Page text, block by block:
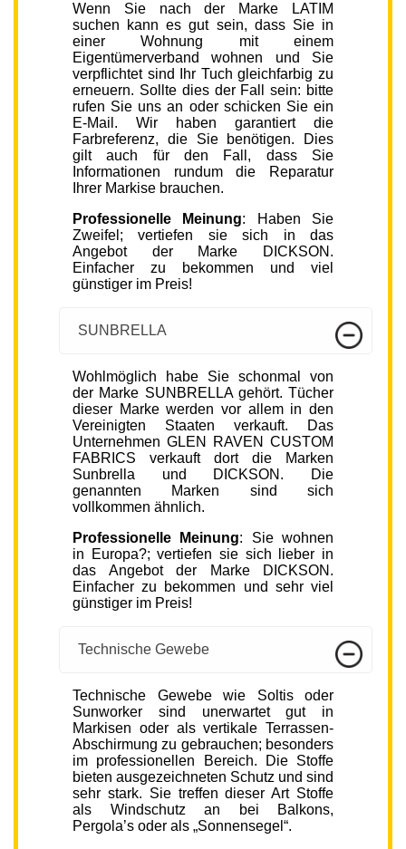
Wenn Sie nach der Marke LATIM
suchen kann es gut sein, dass Sie in
einer Wohnung mit einem
Eigentümerverband wohnen und Sie
verpflichtet sind Ihr Tuch gleichfarbig zu
erneuern. Sollte dies der Fall sein: bitte
rufen Sie uns an oder schicken Sie ein
E-Mail. Wir haben garantiert die
Farbreferenz, die Sie benötigen. Dies
gilt auch für den Fall, dass Sie
Informationen rundum die Reparatur
Ihrer Markise brauchen.
Professionelle Meinung: Haben Sie
Zweifel; vertiefen sie sich in das
Angebot der Marke DICKSON.
Einfacher zu bekommen und viel
günstiger im Preis!
SUNBRELLA
Wohlmöglich habe Sie schonmal von
der Marke SUNBRELLA gehört. Tücher
dieser Marke werden vor allem in den
Vereinigten Staaten verkauft. Das
Unternehmen GLEN RAVEN CUSTOM
FABRICS verkauft dort die Marken
Sunbrella und DICKSON. Die
genannten Marken sind sich
vollkommen ähnlich.
Professionelle Meinung: Sie wohnen
in Europa?; vertiefen sie sich lieber in
das Angebot der Marke DICKSON.
Einfacher zu bekommen und sehr viel
günstiger im Preis!
Technische Gewebe
Technische Gewebe wie Soltis oder
Sunworker sind unerwartet gut in
Markisen oder als vertikale Terrassen-
Abschirmung zu gebrauchen; besonders
im professionellen Bereich. Die Stoffe
bieten ausgezeichneten Schutz und sind
sehr stark. Sie treffen dieser Art Stoffe
als Windschutz an bei Balkons,
Pergola’s oder als „Sonnensegel“.